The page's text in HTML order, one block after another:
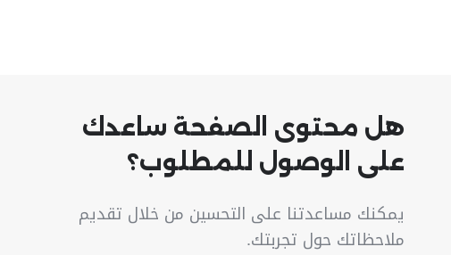
هل محتوى الصفحة ساعدك
على الوصول للمطلوب؟
يمكنك مساعدتنا على التحسين من خلال تقديم
ملاحظاتك حول تجربتك.